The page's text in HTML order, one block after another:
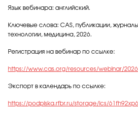
Язык вебинара: английский.
Ключевые слова: CAS, публикации,
технологии, медицина, 2026.
Регистрация на вебинар по ссылке:
https://www.cas.org/resources/webinar/
Экспорт в календарь по ссылке:
https://podpiska.rfbr.ru/storage/ics/